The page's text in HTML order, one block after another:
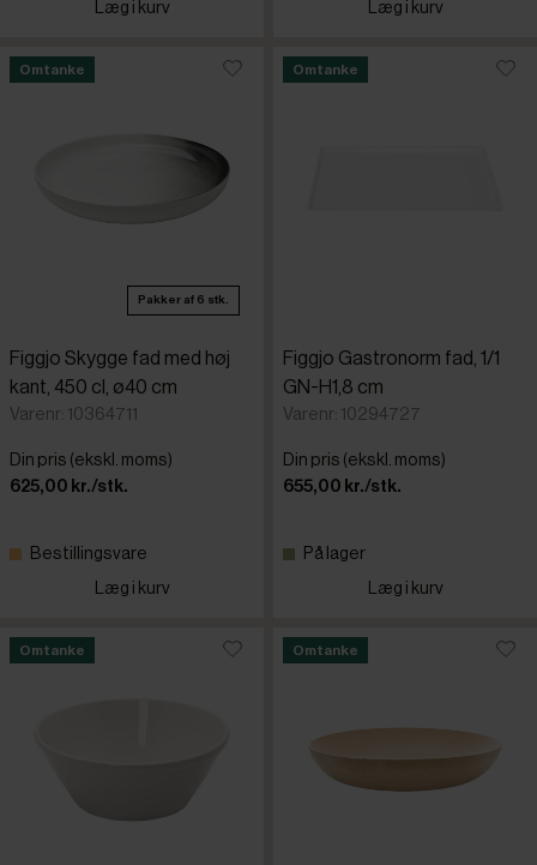
Læg i kurv
Læg i kurv
Omtanke
Pakker af 6 stk.
Figgjo Skygge fad med høj
kant, 450 cl, ø40 cm
Varenr: 10364711
Din pris (ekskl. moms)
625,00 kr./stk.
Bestillingsvare
Læg i kurv
Omtanke
Figgjo Gastronorm fad, 1/1
GN-H1,8 cm
Varenr: 10294727
Din pris (ekskl. moms)
655,00 kr./stk.
På lager
Læg i kurv
Omtanke Omtanke